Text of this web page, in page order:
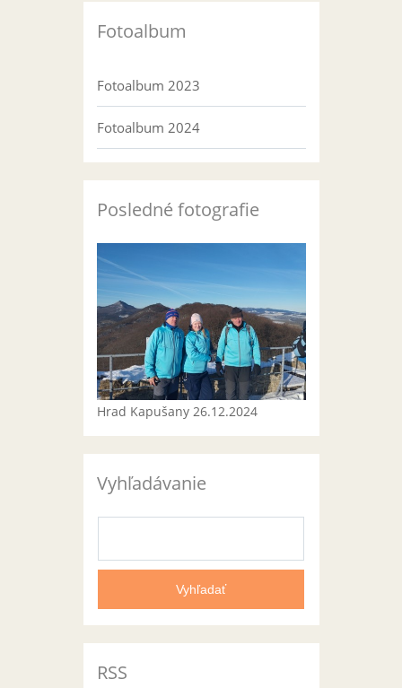
Fotoalbum
Fotoalbum 2023
Fotoalbum 2024
Posledné fotografie
Hrad Kapušany 26.12.2024
Vyhľadávanie
RSS